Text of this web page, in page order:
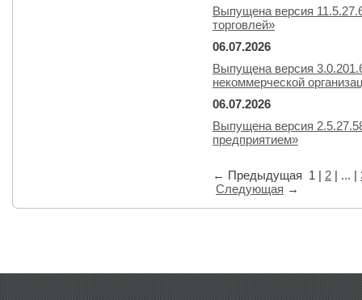
Выпущена версия
торговлей»
06.07.2026
Выпущена версия
некоммерческой
06.07.2026
Выпущена версия
предприятием»
← Предыдущая 1 | 2 | ... |
Следующая →